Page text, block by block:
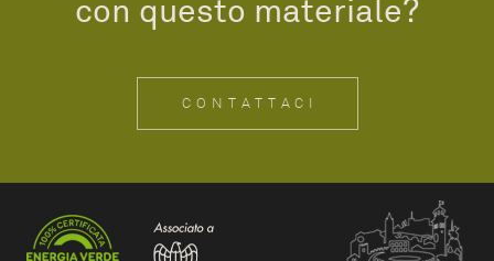
con questo materiale?
CONTATTACI